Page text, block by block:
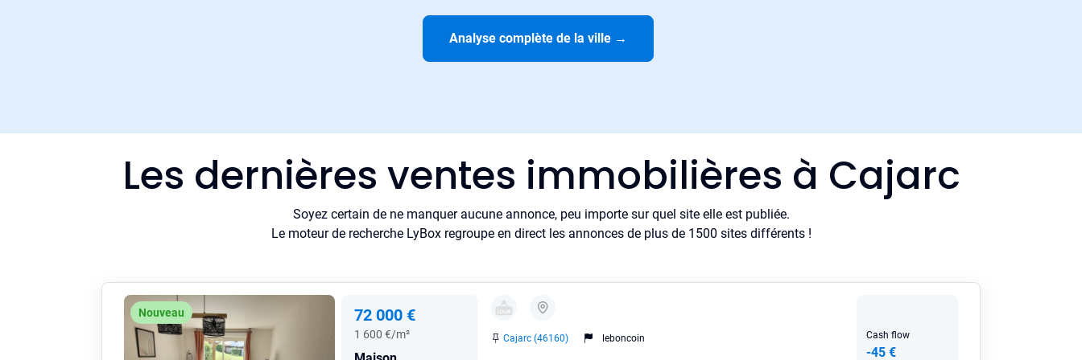
Analyse complète de la ville →
Les dernières ventes immobilières à Cajarc
Soyez certain de ne manquer aucune annonce, peu importe sur quel site elle est publiée.
Le moteur de recherche LyBox regroupe en direct les annonces de plus de 1500 sites différents !
Nouveau 72 000 €
1 600 €/m² Cajarc (46160) leboncoin Cash flow
-45 €